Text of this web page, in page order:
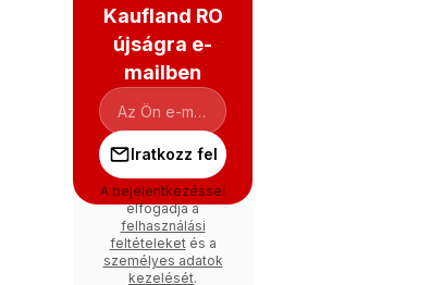
Kaufland RO
újságra e-
mailben
Iratkozz fel
A bejelentkezéssel
elfogadja a
felhasználási
feltételeketés a
személyes adatok
kezelését.